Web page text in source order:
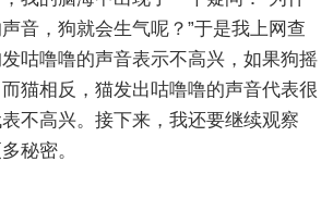
音，狗就会生气呢？”于是我上网查
咕噜噜的声音表示不高兴，如果狗摇
猫相反，猫发出咕噜噜的声音代表很
不高兴。接下来，我还要继续观察
秘密。